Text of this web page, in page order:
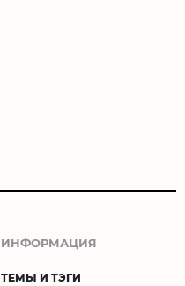
ИНФОРМАЦИЯ
ТЕМЫ И ТЭГИ